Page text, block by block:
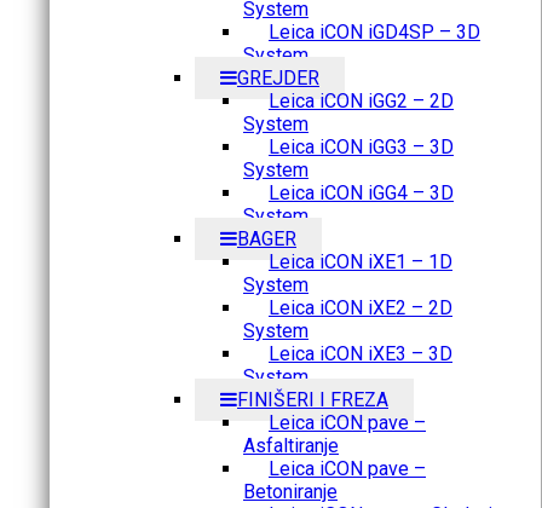
System
Leica iCON iGD4SP – 3D
System
GREJDER
Leica iCON iGG2 – 2D
System
Leica iCON iGG3 – 3D
System
Leica iCON iGG4 – 3D
System
BAGER
Leica iCON iXE1 – 1D
System
Leica iCON iXE2 – 2D
System
Leica iCON iXE3 – 3D
System
FINIŠERI I FREZA
Leica iCON pave –
Asfaltiranje
Leica iCON pave –
Betoniranje